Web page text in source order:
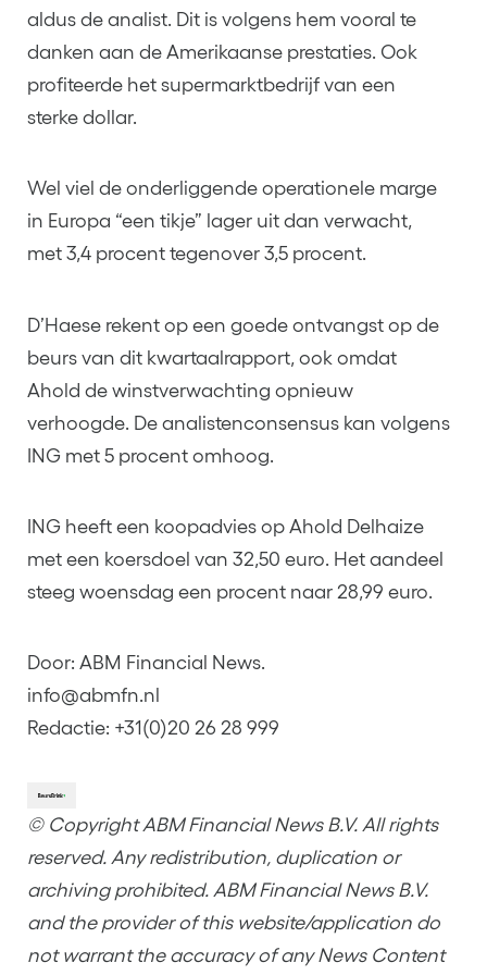
aldus de analist. Dit is volgens hem vooral te
danken aan de Amerikaanse prestaties. Ook
profiteerde het supermarktbedrijf van een
sterke dollar.
Wel viel de onderliggende operationele marge
in Europa “een tikje” lager uit dan verwacht,
met 3,4 procent tegenover 3,5 procent.
D’Haese rekent op een goede ontvangst op de
beurs van dit kwartaalrapport, ook omdat
Ahold de winstverwachting opnieuw
verhoogde. De analistenconsensus kan volgens
ING met 5 procent omhoog.
ING heeft een koopadvies op Ahold Delhaize
met een koersdoel van 32,50 euro. Het aandeel
steeg woensdag een procent naar 28,99 euro.
Door: ABM Financial News.
info@abmfn.nl
Redactie: +31(0)20 26 28 999
© Copyright ABM Financial News B.V. All rights
reserved. Any redistribution, duplication or
archiving prohibited. ABM Financial News B.V.
and the provider of this website/application do
not warrant the accuracy of any News Content